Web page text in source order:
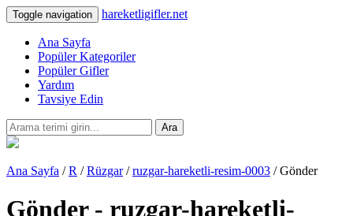
Toggle navigation hareketligifler.net
Ana Sayfa
Popüler Kategoriler
Popüler Gifler
Yardım
Tavsiye Edin
Ara
Ana Sayfa /R /Rüzgar/ruzgar-hareketli-resim-0003 / Gönder
Gönder - ruzgar-hareketli-